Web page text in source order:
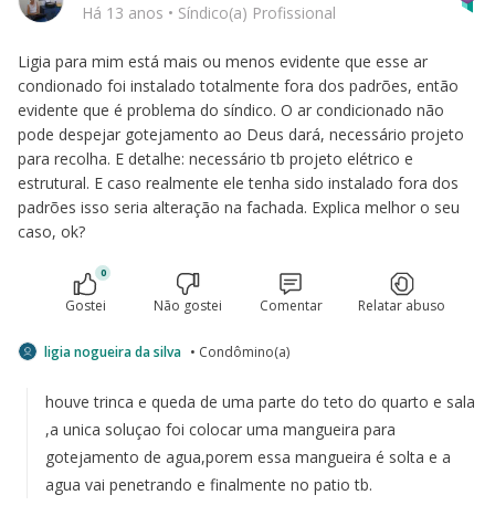
Ligia para mim está mais ou menos evidente que esse ar
condionado foi instalado totalmente fora dos padrões, então
evidente que é problema do síndico. O ar condicionado não
pode despejar gotejamento ao Deus dará, necessário projeto
para recolha. E detalhe: necessário tb projeto elétrico e
estrutural. E caso realmente ele tenha sido instalado fora dos
padrões isso seria alteração na fachada. Explica melhor o seu
caso, ok?
Há 13 anos • Síndico(a) Profissional
0
Gostei Não gostei Comentar Relatar abuso
ligia nogueira da silva • Condômino(a)
houve trinca e queda de uma parte do teto do quarto e sala
,a unica soluçao foi colocar uma mangueira para
gotejamento de agua,porem essa mangueira é solta e a
agua vai penetrando e finalmente no patio tb.